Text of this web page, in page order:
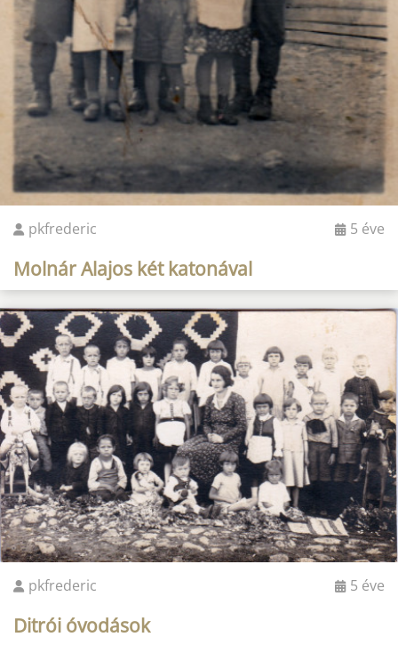
pkfrederic 5 éve
Molnár Alajos két katonával
pkfrederic 5 éve
Ditrói óvodások